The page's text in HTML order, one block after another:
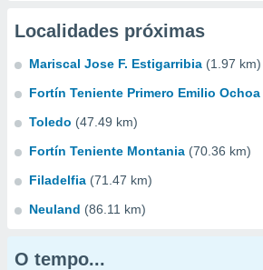
Localidades próximas
Mariscal Jose F. Estigarribia (1.97 km)
Fortín Teniente Primero Emilio Ochoa
Toledo (47.49 km)
Fortín Teniente Montania (70.36 km)
Filadelfia (71.47 km)
Neuland (86.11 km)
O tempo...